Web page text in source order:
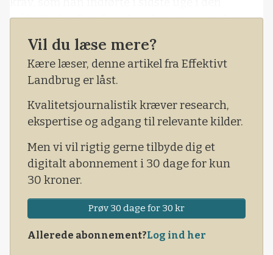
målrettede efterafgrødeordning og som har
vakt stor utilfredshed, ikke kun i landbruget.
Også Dansk Folkeparti og Liberal Alliance har
her i Effektivt Landbrug kritiseret ministeren
for ikke at ville udskyde indsatsbehovet for de
Vil du læse mere?
Kære læser, denne artikel fra Effektivt
Landbrug er låst.
Kvalitetsjournalistik kræver research,
ekspertise og adgang til relevante kilder.
Men vi vil rigtig gerne tilbyde dig et
digitalt abonnement i 30 dage for kun
30 kroner.
Prøv 30 dage for 30 kr
Allerede abonnement?Log ind her